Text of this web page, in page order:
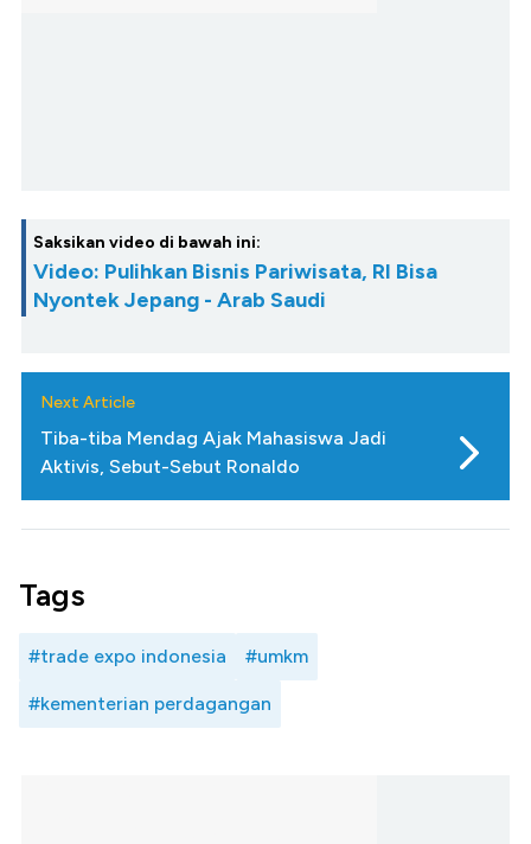
Saksikan video di bawah ini:
Video: Pulihkan Bisnis Pariwisata, RI Bisa
Nyontek Jepang - Arab Saudi
Next Article
Tiba-tiba Mendag Ajak Mahasiswa Jadi
Aktivis, Sebut-Sebut Ronaldo
Tags
#trade expo indonesia #umkm
#kementerian perdagangan